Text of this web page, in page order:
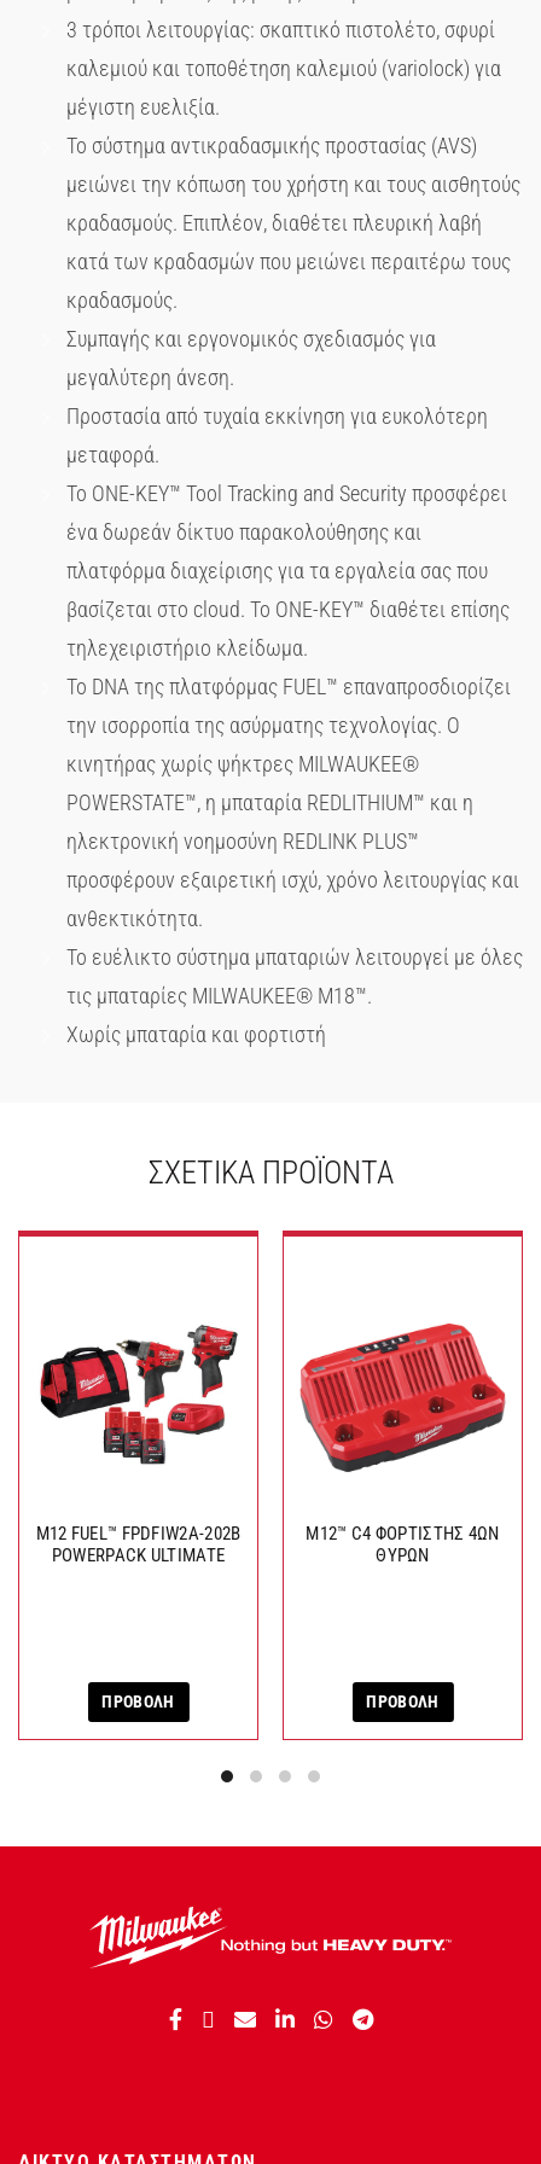
3 τρόποι λειτουργίας: σκαπτικό πιστολέτο, σφυρί
καλεμιού και τοποθέτηση καλεμιού (variolock) για
μέγιστη ευελιξία.
Το σύστημα αντικραδασμικής προστασίας (AVS)
μειώνει την κόπωση του χρήστη και τους αισθητούς
κραδασμούς. Επιπλέον, διαθέτει πλευρική λαβή
κατά των κραδασμών που μειώνει περαιτέρω τους
κραδασμούς.
Συμπαγής και εργονομικός σχεδιασμός για
μεγαλύτερη άνεση.
Προστασία από τυχαία εκκίνηση για ευκολότερη
μεταφορά.
Το ONE-KEY™ Tool Tracking and Security προσφέρει
ένα δωρεάν δίκτυο παρακολούθησης και
πλατφόρμα διαχείρισης για τα εργαλεία σας που
βασίζεται στο cloud. Το ONE-KEY™ διαθέτει επίσης
τηλεχειριστήριο κλείδωμα.
Το DNA της πλατφόρμας FUEL™ επαναπροσδιορίζει
την ισορροπία της ασύρματης τεχνολογίας. Ο
κινητήρας χωρίς ψήκτρες MILWAUKEE®
POWERSTATE™, η μπαταρία REDLITHIUM™ και η
ηλεκτρονική νοημοσύνη REDLINK PLUS™
προσφέρουν εξαιρετική ισχύ, χρόνο λειτουργίας και
ανθεκτικότητα.
Το ευέλικτο σύστημα μπαταριών λειτουργεί με όλες
τις μπαταρίες MILWAUKEE® M18™.
Χωρίς μπαταρία και φορτιστή
ΣΧΕΤΙΚΆ ΠΡΟΪΌΝΤΑ
M12 FUEL™ FPDFIW2A-202B
POWERPACK ULTIMATE
ΠΡΟΒΟΛΗ
M12™ C4 ΦΟΡΤΙΣΤΗΣ 4ΩΝ
ΘΥΡΩΝ
ΠΡΟΒΟΛΗ